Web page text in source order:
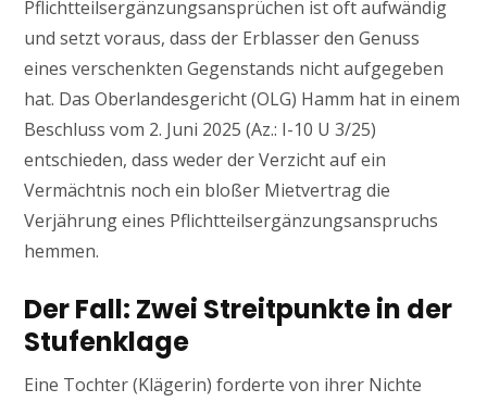
Pflichtteilsergänzungsansprüchen ist oft aufwändig
und setzt voraus, dass der Erblasser den Genuss
eines verschenkten Gegenstands nicht aufgegeben
hat. Das Oberlandesgericht (OLG) Hamm hat in einem
Beschluss vom 2. Juni 2025 (Az.: I-10 U 3/25)
entschieden, dass weder der Verzicht auf ein
Vermächtnis noch ein bloßer Mietvertrag die
Verjährung eines Pflichtteilsergänzungsanspruchs
hemmen.
Der Fall: Zwei Streitpunkte in der
Stufenklage
Eine Tochter (Klägerin) forderte von ihrer Nichte